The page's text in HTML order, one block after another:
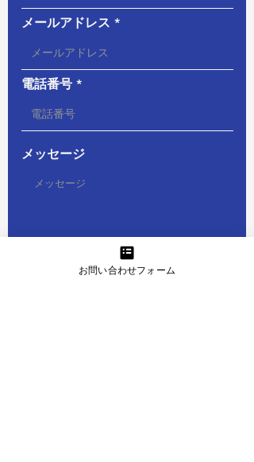
メールアドレス
電話番号
メッセージ
お問い合わせの種類 *必
須
お問い合わせフォーム